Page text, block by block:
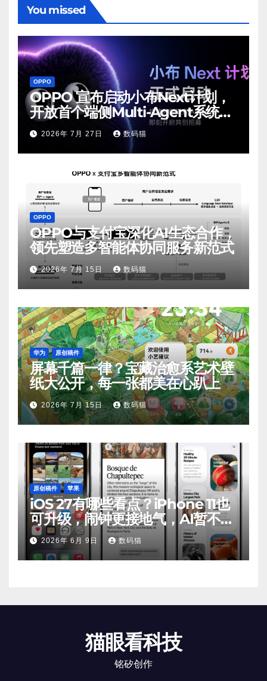
You missed
OPPO
OPPO 宣布启动小布Next计划，
开放首个端侧Multi-Agent系统内
测2026年 7月 27日 数码猫
OPPO
OPPO与支付宝深化AI生态合作，
领先塑造多智能体协同服务新范式
2026年 7月 15日 数码猫
华为 原创稿件
屏幕千篇一律？宝藏治愈系艺术壁
纸大公开，每一张都美在心趴上
2026年 7月 15日 数码猫
原创稿件 苹果
iOS 27有哪些看点？iPhone 11也
可升级，闹钟更接地气，AI暂不支
持2026年 6月 9日 数码猫
猫眼看科技
铭矽创作